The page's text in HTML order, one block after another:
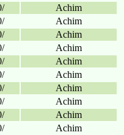
Achim
Achim
Achim
Achim
Achim
Achim
Achim
Achim
Achim
Achim